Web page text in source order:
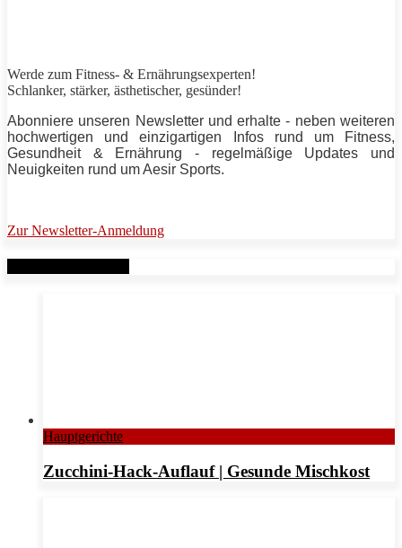
Werde zum Fitness- & Ernährungsexperten!
Schlanker, stärker, ästhetischer, gesünder!
Abonniere unseren Newsletter und erhalte - neben weiteren
hochwertigen und einzigartigen Infos rund um Fitness,
Gesundheit & Ernährung - regelmäßige Updates und
Neuigkeiten rund umAesir Sports.
Zur Newsletter-Anmeldung
Hauptgerichte
Zucchini-Hack-Auflauf | Gesunde Mischkost